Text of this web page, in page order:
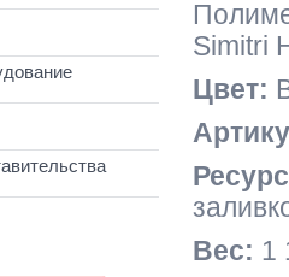
Simitri
Цвет:
Ресурс
Вес: 1